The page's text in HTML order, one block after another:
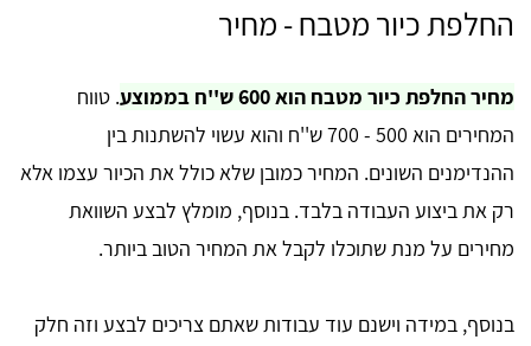
החלפת כיור מטבח - מחיר
מחיר החלפת כיור מטבח הוא 600 ש''ח בממוצע
. טווח
המחירים הוא 500 - 700 ש''ח והוא עשוי להשתנות בין
ההנדימנים השונים. המחיר כמובן שלא כולל את הכיור עצמו אלא
רק את ביצוע העבודה בלבד. בנוסף, מומלץ לבצע השוואת
מחירים על מנת שתוכלו לקבל את המחיר הטוב ביותר.
בנוסף, במידה וישנם עוד עבודות שאתם צריכים לבצע וזה חלק